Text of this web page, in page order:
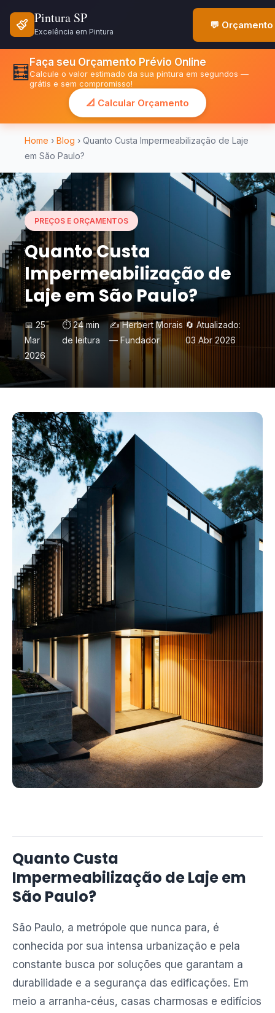
Pintura SP
Excelência em Pintura
💬
🧮 Faça seu Orçamento Prévio Online
Calcule o valor estimado da sua pintura em segundos —
grátis e sem compromisso!
📐 Calcular Orçamento
Home › Blog › Quanto Custa Impermeabilização de Laje
em São Paulo?
PREÇOS E ORÇAMENTOS
Quanto Custa
Impermeabilização de
Laje em São Paulo?
📅 25
Mar
2026
⏱️ 24 min
de leitura
✍️ Herbert Morais
— Fundador
🔄 Atualizado:
03 Abr 2026
Quanto Custa
Impermeabilização de Laje em
São Paulo?
São Paulo, a metrópole que nunca para, é
conhecida por sua intensa urbanização e pela
constante busca por soluções que garantam a
durabilidade e a segurança das edificações. Em
meio a arranha-céus, casas charmosas e edifícios